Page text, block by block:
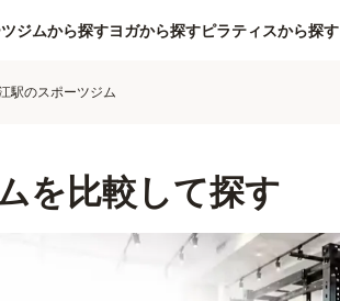
ジムから探すヨガから探すピラティスから探す
駅のスポーツジム
を比較して探す